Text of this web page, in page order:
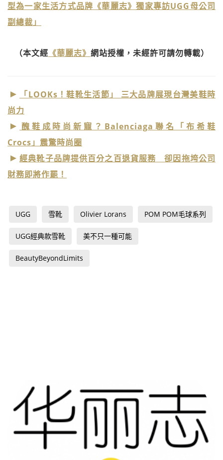
型為一家生活方式品牌《華麗志》獨家專訪UGG母公司
副總裁」
（本文經 《華麗志》 網站授權，未經許可請勿轉載）
「LOOKs！鞋靴生活節」 三大品牌展現台灣美鞋時
尚力
醜鞋成時尚新寵？Balenciaga聯名「布希鞋
Crocs」震驚時尚圈
經典靴子品牌提供百分之百退貨服務 卻因拖垮公司
財務即將作罷！
UGG 雪靴 Olivier Lorans POM POM毛球系列
UGG經典款雪靴 美不只一種可能
BeautyBeyondLimits